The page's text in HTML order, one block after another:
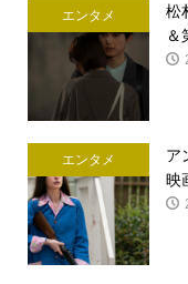
エンタメ
松
＆
エンタメ
ア
映